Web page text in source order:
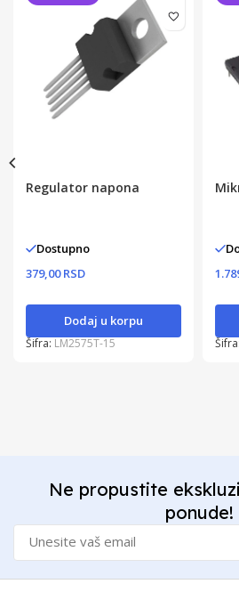
Regulator napona
Dostupno
379,00 RSD
Dodaj u korpu
Šifra: LM2575T-15
Ne propustite
ponude!